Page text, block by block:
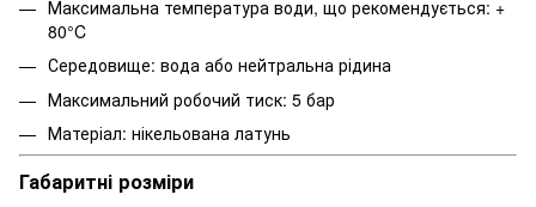
Максимальна температура води, що рекомендується: +
80°C
Середовище: вода або нейтральна рідина
Максимальний робочий тиск: 5 бар
Матеріал: нікельована латунь
Габаритні розміри